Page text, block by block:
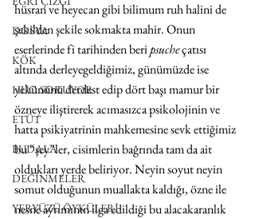
DOSYA
KÖK
HUO SORUYOR
ETÜT
BUDALA
DEĞİNMELER
YERYÜZÜ ÖYKÜLERİ
hüsran ve heyecan gibi bilimum ruh halini de
şekilden şekile sokmakta mahir. Onun
eserlerinde fi tarihinden beri psuche çatısı
altında derleyegeldiğimiz, günümüzde ise
yekününü derdest edip dört başı mamur bir
özneye iliştirerek acımasızca psikolojinin ve
hatta psikiyatrinin mahkemesine sevk ettiğimiz
bu “şey”ler, cisimlerin bağrında tam da ait
oldukları yerde beliriyor. Neyin soyut neyin
somut olduğunun muallakta kaldığı, özne ile
nesne ayrımının ilga edildiği bu alacakaranlık